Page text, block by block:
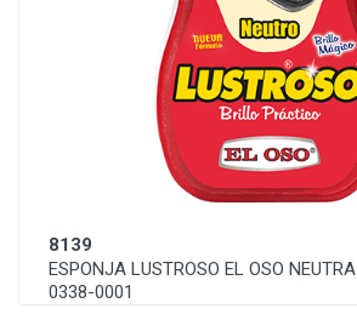
8139
ESPONJA LUSTROSO EL OSO NEUTRA
0338-0001